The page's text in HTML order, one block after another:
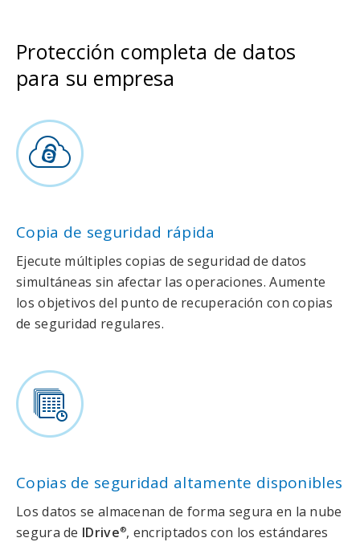
Protección completa de datos
para su empresa
Copia de seguridad rápida
Ejecute múltiples copias de seguridad de datos
simultáneas sin afectar las operaciones. Aumente
los objetivos del punto de recuperación con copias
de seguridad regulares.
Copias de seguridad altamente disponibles
Los datos se almacenan de forma segura en la nube
segura de IDrive®, encriptados con los estándares